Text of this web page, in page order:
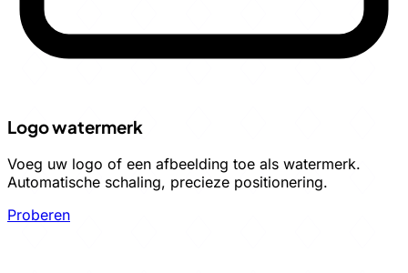
Logo watermerk
Voeg uw logo of een afbeelding toe als watermerk.
Automatische schaling, precieze positionering.
Proberen